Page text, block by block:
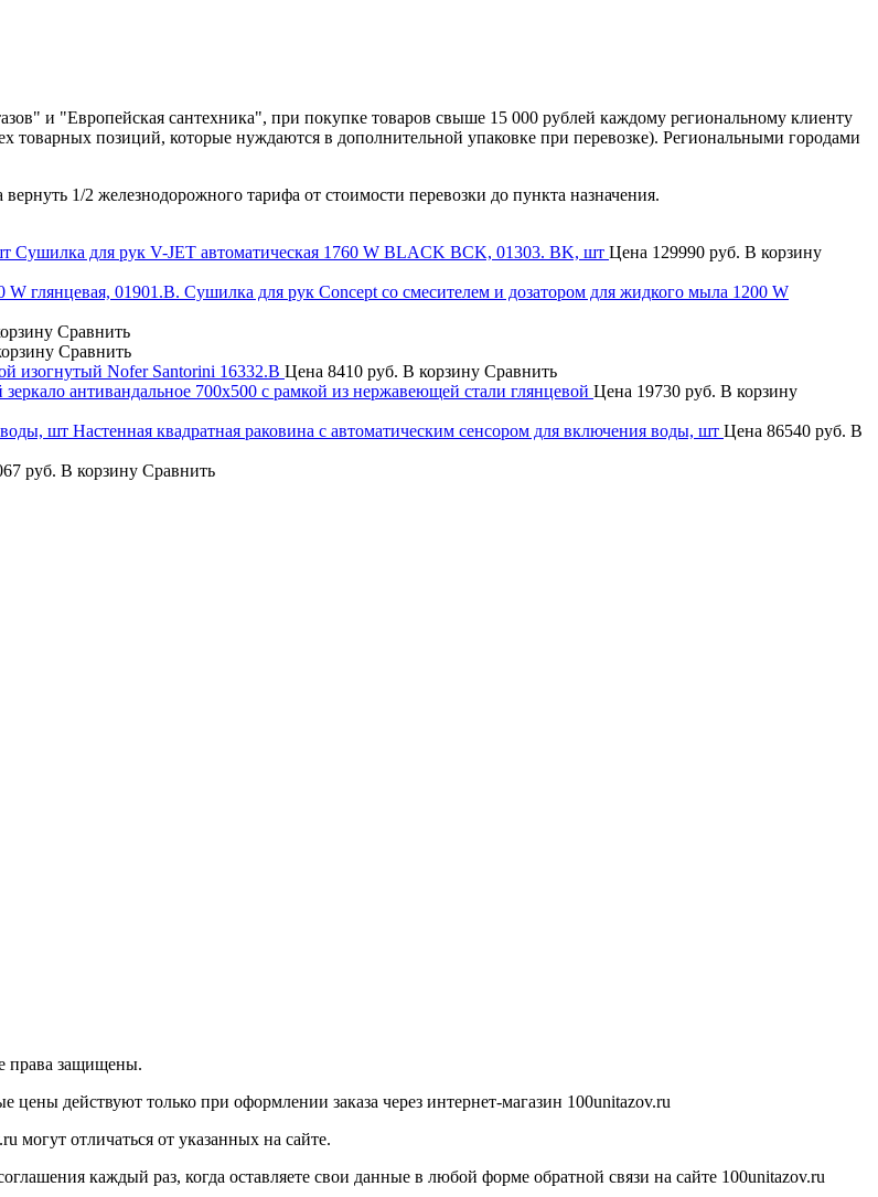
и "Европейская сантехника", при покупке товаров свыше 15 000 рублей каждому региональному клиенту
товарных позиций, которые нуждаются в дополнительной упаковке при перевозке). Региональными городами
1/2 железнодорожного тарифа от стоимости перевозки до пункта назначения.
Сушилка для рук V-JET автоматическая 1760 W BLACK BCK, 01303. BK, шт Цена 129990 руб. В корзину
Сушилка для рук Concept со смесителем и дозатором для жидкого мыла 1200 W
Сравнить
Сравнить
изогнутый Nofer Santorini 16332.B Цена 8410 руб. В корзину Сравнить
зеркало антивандальное 700х500 с рамкой из нержавеющей стали глянцевой Цена 19730 руб. В корзину
Настенная квадратная раковина с автоматическим сенсором для включения воды, шт Цена 86540 руб. В
руб. В корзину Сравнить
права защищены.
действуют только при оформлении заказа через интернет-магазин 100unitazov.ru
могут отличаться от указанных на сайте.
каждый раз, когда оставляете свои данные в любой форме обратной связи на сайте 100unitazov.ru